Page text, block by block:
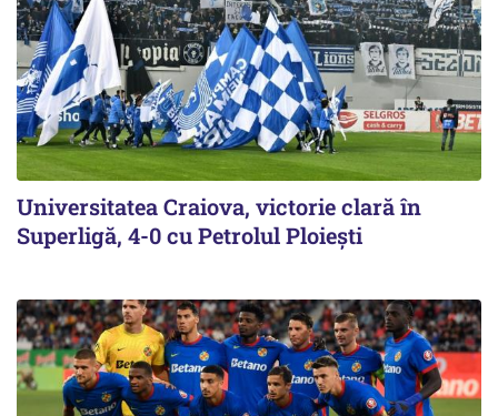
Universitatea Craiova, victorie clară în
Superligă, 4-0 cu Petrolul Ploieşti